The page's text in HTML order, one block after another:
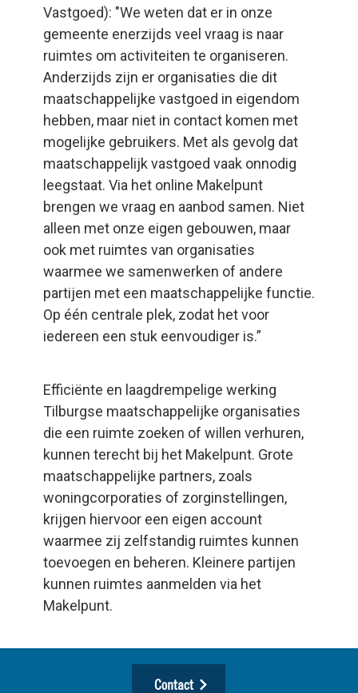
Vastgoed): "We weten dat er in onze
gemeente enerzijds veel vraag is naar
ruimtes om activiteiten te organiseren.
Anderzijds zijn er organisaties die dit
maatschappelijke vastgoed in eigendom
hebben, maar niet in contact komen met
mogelijke gebruikers. Met als gevolg dat
maatschappelijk vastgoed vaak onnodig
leegstaat. Via het online Makelpunt
brengen we vraag en aanbod samen. Niet
alleen met onze eigen gebouwen, maar
ook met ruimtes van organisaties
waarmee we samenwerken of andere
partijen met een maatschappelijke functie.
Op één centrale plek, zodat het voor
iedereen een stuk eenvoudiger is.”
Efficiënte en laagdrempelige werking
Tilburgse maatschappelijke organisaties
die een ruimte zoeken of willen verhuren,
kunnen terecht bij het Makelpunt. Grote
maatschappelijke partners, zoals
woningcorporaties of zorginstellingen,
krijgen hiervoor een eigen account
waarmee zij zelfstandig ruimtes kunnen
toevoegen en beheren. Kleinere partijen
kunnen ruimtes aanmelden via het
Makelpunt.
Contact